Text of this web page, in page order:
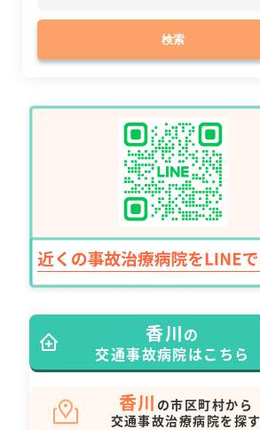
検索
香川の
交通事故病院はこちら
香川 の市区町村から
交通事故治療病院を探す